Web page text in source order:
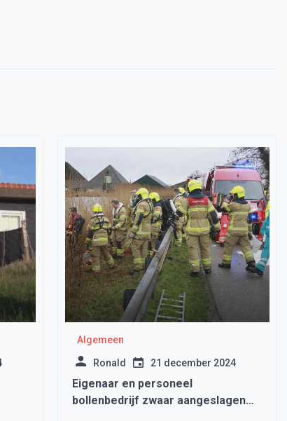
Algemeen
Ronald 21 december 2024
Eigenaar en personeel
bollenbedrijf zwaar aangeslagen